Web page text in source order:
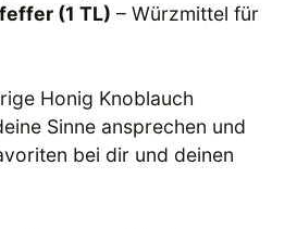
(1 TL) – Würzmittel für
Honig Knoblauch
Sinne ansprechen und
bei dir und deinen